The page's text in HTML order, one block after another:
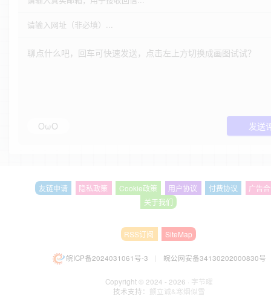
OωO 发送
友链申请 隐私政策 Cookie政策 用户协议 付费协议
广告
关于我们
RSS订阅 SiteMap
皖ICP备2024031061号-3 | 皖公网安备34130202000830号
Copyright © 2024 - 2026 · 字节曜
技术支持： 颤立诚&寒烟似雪